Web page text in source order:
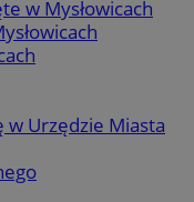
w Mysłowicach
w Urzędzie Miasta